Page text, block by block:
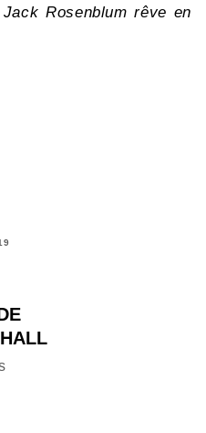
Jack Rosenblum rêve en